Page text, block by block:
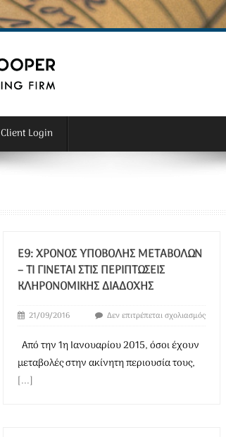
Client Login
Ε9: ΧΡΌΝΟΣ ΥΠΟΒΟΛΉΣ ΜΕΤΑΒΟΛΏΝ
– ΤΙ ΓΊΝΕΤΑΙ ΣΤΙΣ ΠΕΡΙΠΤΏΣΕΙΣ
ΚΛΗΡΟΝΟΜΙΚΉΣ ΔΙΑΔΟΧΉΣ
21/09/2016 Δεν επιτρέπεται σχολιασμός
Από την 1η Ιανουαρίου 2015, όσοι έχουν
μεταβολές στην ακίνητη περιουσία τους,
[...]